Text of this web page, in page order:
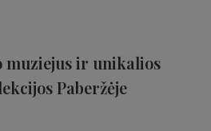
muziejus ir unikalios
Paberžėje